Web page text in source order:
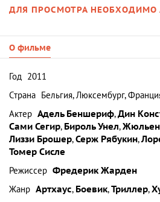
ДЛЯ ПРОСМОТРА НЕОБХОДИМО
О фильме
Год 2011
Страна Бельгия, Люксембург,
Актер Адель Беншериф,Дин
Сами Сегир, Бироль Унел,Жюльен
Лиззи Брошер,Серж Рябукин,
Томер Сисле
Режиссер Фредерик Жарден
Жанр Артхаус, Боевик,Триллер,